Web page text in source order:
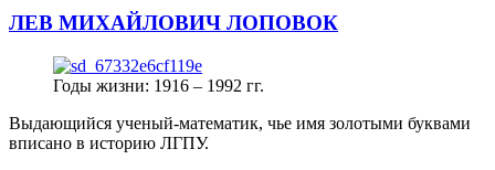
ЛЕВ МИХАЙЛОВИЧ ЛОПОВОК
Годы жизни: 1916 – 1992 гг.
Выдающийся ученый-математик, чье имя золотыми буквами
вписано в историю ЛГПУ.